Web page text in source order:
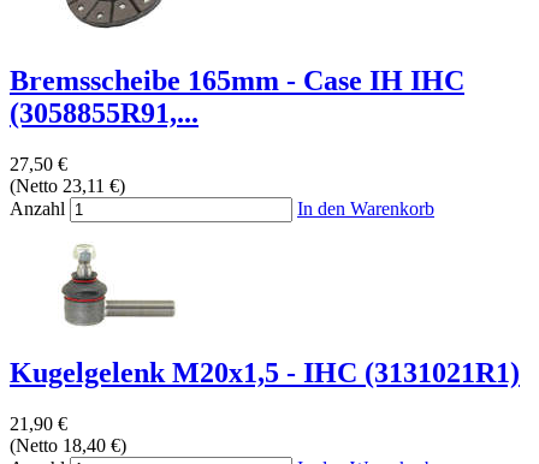
Bremsscheibe 165mm - Case IH IHC
(3058855R91,...
27,50 €
(Netto 23,11 €)
Anzahl
In den Warenkorb
Kugelgelenk M20x1,5 - IHC (3131021R1)
21,90 €
(Netto 18,40 €)